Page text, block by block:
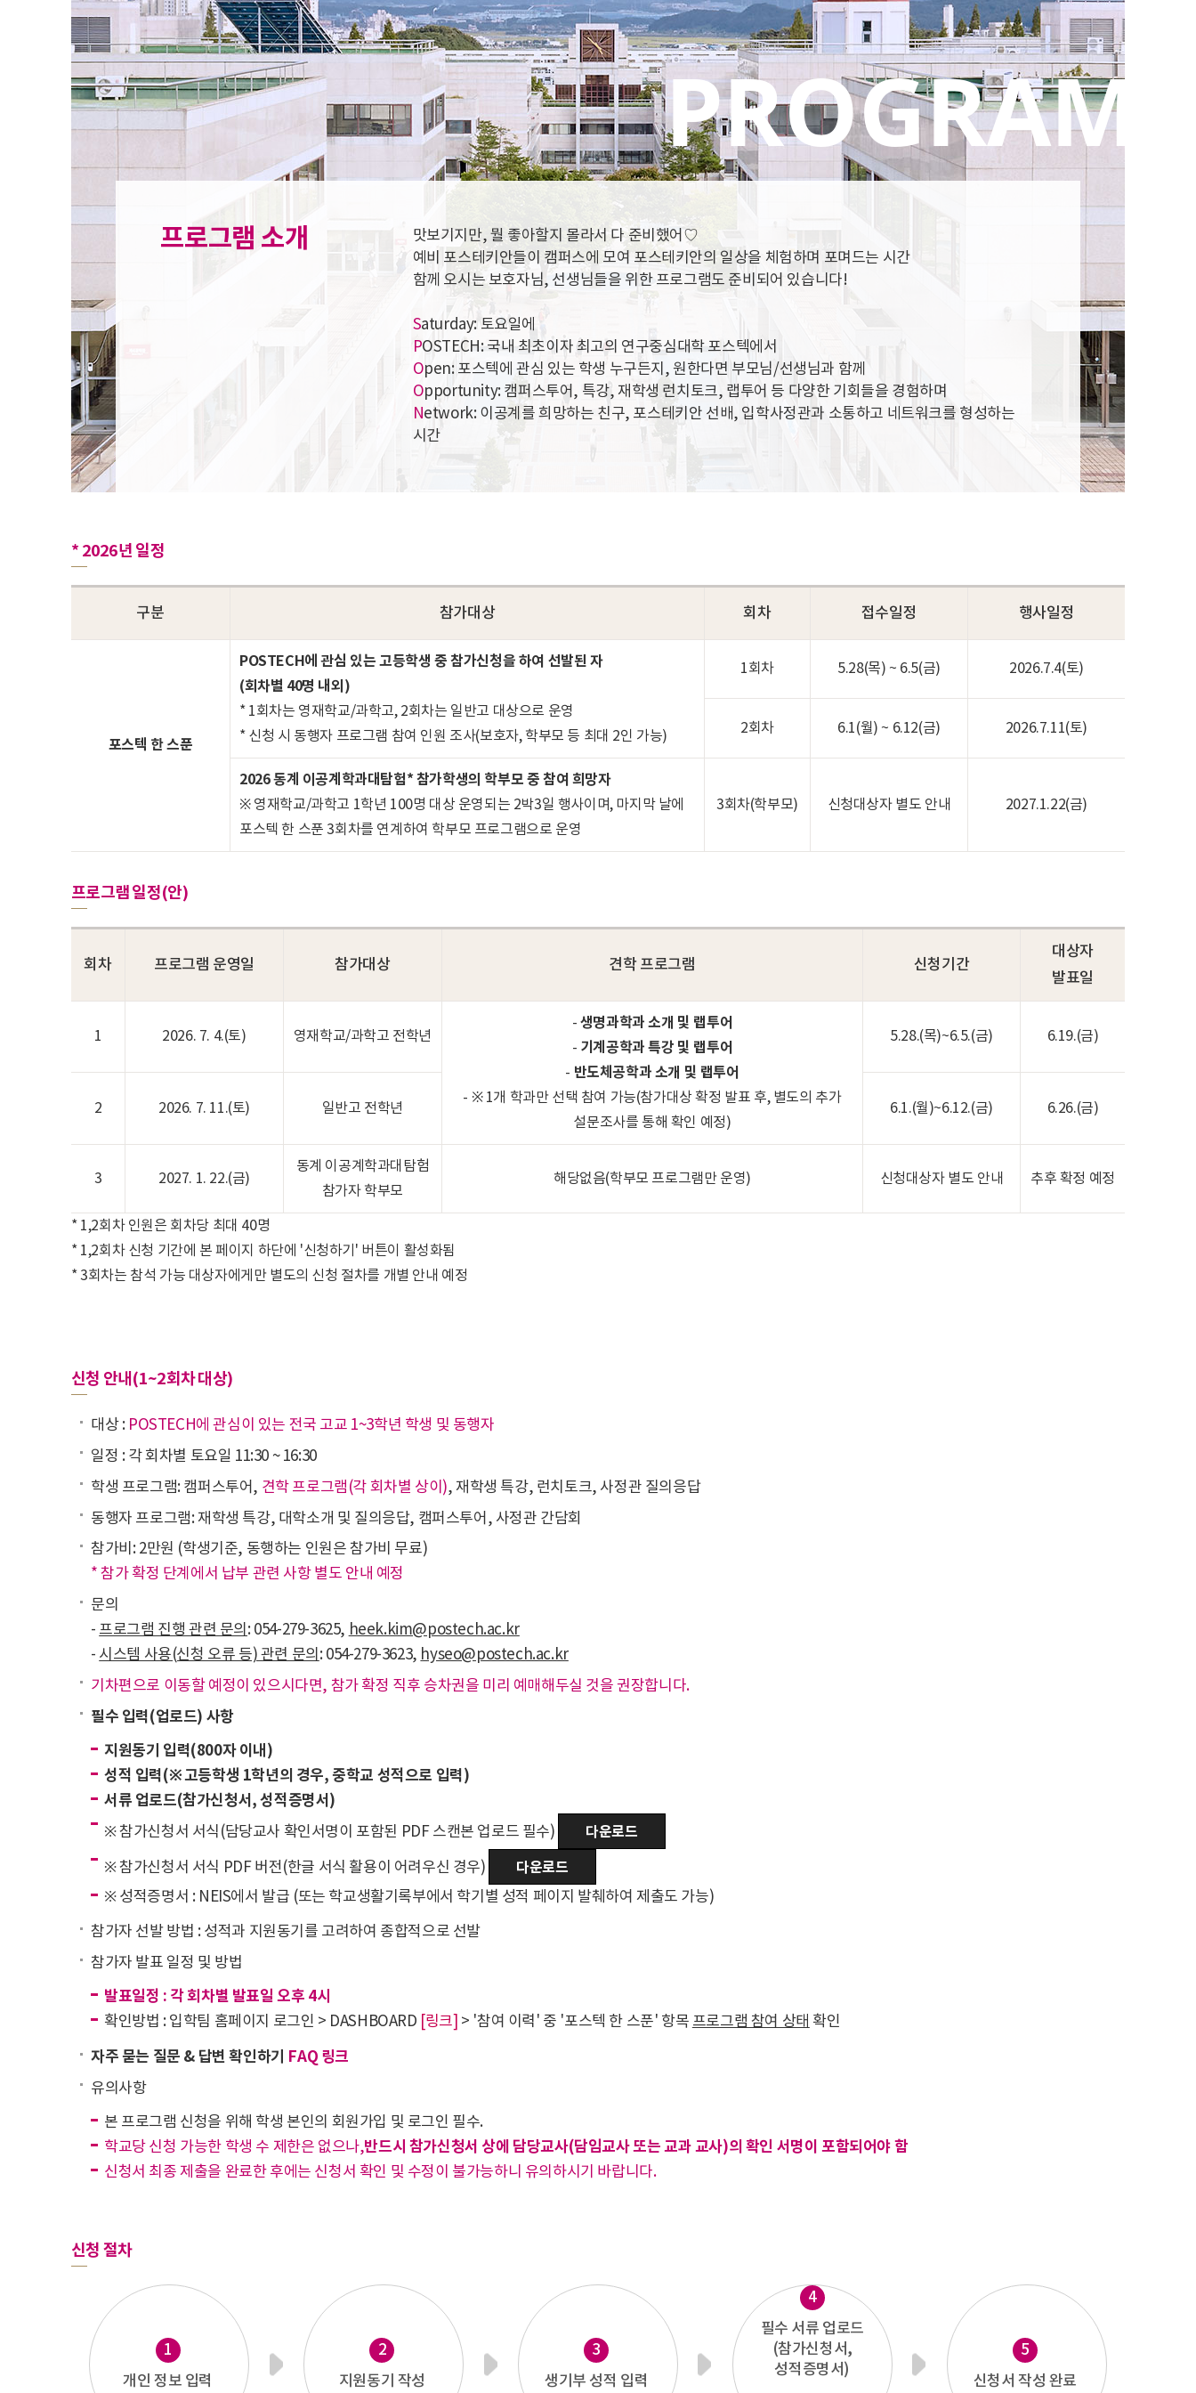
프로그램 소개
맛보기지만, 뭘 좋아할지 몰라서 다 준비했어♡
예비 포스테키안들이 캠퍼스에 모여 포스테키안의 일상을 체험하며 포며드는 시간
함께 오시는 보호자님, 선생님들을 위한 프로그램도 준비되어 있습니다!
Saturday: 토요일에
POSTECH: 국내 최초이자 최고의 연구중심대학 포스텍에서
Open: 포스텍에 관심 있는 학생 누구든지, 원한다면 부모님/선생님과 함께
Opportunity: 캠퍼스투어, 특강, 재학생 런치토크, 랩투어 등 다양한 기회들을 경험하며
Network: 이공계를 희망하는 친구, 포스테키안 선배, 입학사정관과 소통하고 네트워크를 형성하는
시간
* 2026년 일정
구분 참가대상 회차 접수일정 행사일정
포스텍 한 스푼
POSTECH에 관심 있는 고등학생 중 참가신청을 하여 선발된 자
(회차별 40명 내외)
* 1회차는 영재학교/과학고, 2회차는 일반고 대상으로 운영
* 신청 시 동행자 프로그램 참여 인원 조사(보호자, 학부모 등 최대 2인 가능)
1회차 5.28(목) ~ 6.5(금) 2026.7.4(토)
2회차 6.1(월) ~ 6.12(금) 2026.7.11(토)
2026 동계 이공계학과대탐험* 참가학생의 학부모 중 참여 희망자
※ 영재학교/과학고 1학년 100명 대상 운영되는 2박3일 행사이며, 마지막 날에
포스텍 한 스푼 3회차를 연계하여 학부모 프로그램으로 운영
3회차(학부모) 신청대상자 별도 안내 2027.1.22(금)
프로그램 일정(안)
회차 프로그램 운영일 참가대상 견학 프로그램 신청기간
대상자
발표일
1 2026. 7. 4.(토) 영재학교/과학고 전학년
- 생명과학과 소개 및 랩투어
- 기계공학과 특강 및 랩투어
- 반도체공학과 소개 및 랩투어
- ※ 1개 학과만 선택 참여 가능(참가대상 확정 발표 후, 별도의 추가
설문조사를 통해 확인 예정)
5.28.(목)~6.5.(금) 6.19.(금)
2 2026. 7. 11.(토) 일반고 전학년 6.1.(월)~6.12.(금) 6.26.(금)
3 2027. 1. 22.(금)
동계 이공계학과대탐험
참가자 학부모
해당없음(학부모 프로그램만 운영) 신청대상자 별도 안내 추후 확정 예정
* 1,2회차 인원은 회차당 최대 40명
* 1,2회차 신청 기간에 본 페이지 하단에 '신청하기' 버튼이 활성화됨
* 3회차는 참석 가능 대상자에게만 별도의 신청 절차를 개별 안내 예정
신청 안내(1~2회차 대상)
대상 : POSTECH에 관심이 있는 전국 고교 1~3학년 학생 및 동행자
일정 : 각 회차별 토요일 11:30 ~ 16:30
학생 프로그램: 캠퍼스투어, 견학 프로그램(각 회차별 상이), 재학생 특강, 런치토크, 사정관 질의응답
동행자 프로그램: 재학생 특강, 대학소개 및 질의응답, 캠퍼스투어, 사정관 간담회
참가비: 2만원 (학생기준, 동행하는 인원은 참가비 무료)
* 참가 확정 단계에서 납부 관련 사항 별도 안내 예정
문의
- 프로그램 진행 관련 문의 : 054-279-3625, heek.kim@postech.ac.kr
- 시스템 사용(신청 오류 등) 관련 문의 : 054-279-3623, hyseo@postech.ac.kr
기차편으로 이동할 예정이 있으시다면, 참가 확정 직후 승차권을 미리 예매해두실 것을 권장합니다.
필수 입력(업로드) 사항
지원동기 입력(800자 이내)
성적 입력(※ 고등학생 1학년의 경우, 중학교 성적으로 입력)
서류 업로드(참가신청서, 성적증명서)
※ 참가신청서 서식(담당교사 확인서명이 포함된 PDF 스캔본 업로드 필수)
다운로드
※ 참가신청서 서식 PDF 버전(한글 서식 활용이 어려우신 경우)
다운로드
※ 성적증명서 : NEIS에서 발급 (또는 학교생활기록부에서 학기별 성적 페이지 발췌하여 제출도 가능)
참가자 선발 방법 : 성적과 지원동기를 고려하여 종합적으로 선발
참가자 발표 일정 및 방법
발표일정 : 각 회차별 발표일 오후 4시
확인방법 : 입학팀 홈페이지 로그인 > DASHBOARD [링크] > '참여 이력' 중 '포스텍 한 스푼' 항목 프로그램 참여 상태 확인
자주 묻는 질문 & 답변 확인하기 FAQ 링크
유의사항
본 프로그램 신청을 위해 학생 본인의 회원가입 및 로그인 필수.
학교당 신청 가능한 학생 수 제한은 없으나,반드시 참가신청서 상에 담당교사(담임교사 또는 교과 교사)의 확인 서명이 포함되어야 함
신청서 최종 제출을 완료한 후에는 신청서 확인 및 수정이 불가능하니 유의하시기 바랍니다.
신청 절차
1
개인 정보 입력
2
지원동기 작성
3
생기부 성적 입력
4
필수 서류 업로드
(참가신청서,
성적증명서)
5
신청서 작성 완료